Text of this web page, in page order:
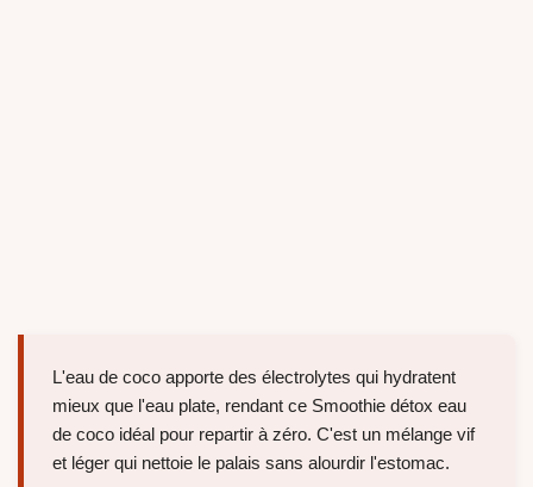
L'eau de coco apporte des électrolytes qui hydratent
mieux que l'eau plate, rendant ce Smoothie détox eau
de coco idéal pour repartir à zéro. C'est un mélange vif
et léger qui nettoie le palais sans alourdir l'estomac.